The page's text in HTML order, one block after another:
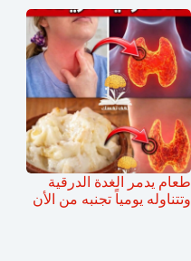
طعام يدمر الغدة الدرقية
وتتناوله يومياً تجنبه من الأن